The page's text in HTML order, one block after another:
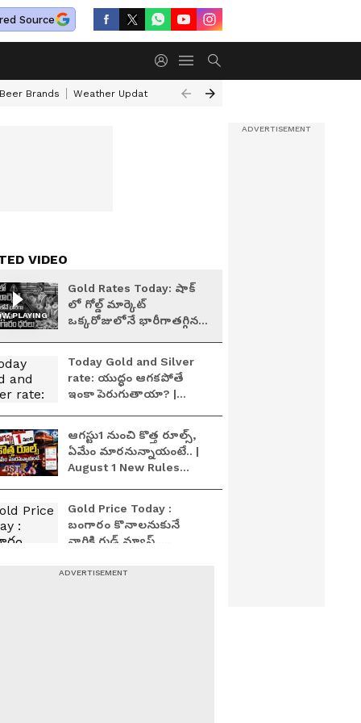
Source
Brands Weather Update Saturn Transit Zodiac Signs
VIDEO
PLAYING
Gold Rates Today: షాక్
లో గోల్డ్ మార్కెట్
ఒక్కరోజులోనే భారీగాతగ్గిన
Today Gold and Silver
rate: యుద్ధం ఆగకపోతే
ఇంకా పెరుగుతాయా? |
ఆగస్టు1 నుంచి కొత్త రూల్స్,
ఏమేం మారనున్నాయంటే.. |
August 1 New Rules
Gold Price Today :
బంగారం కొనాలనుకునే
వారికి గుడ్ న్యూస్..